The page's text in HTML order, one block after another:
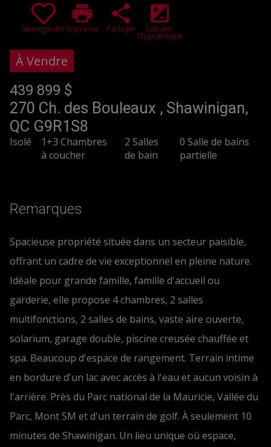
Sauvegarder
print
Imprimer
share
Partager
iso
Calculer
l'hypothèque
À Vendre
439 899 $
270 Ch. des Bouleaux , Shawinigan,
QC G9R1S8
Isolé
1+3 Chambres
à coucher
2 Salles
de bain
0 Salle de bains
partielle
Remarques
Spacieuse propriété située dans un secteur paisible,
offrant un cadre de vie exceptionnel en pleine nature.
Idéale pour grande famille, famille d'accueil ou
garderie, elle propose 4 chambres, 2 salles
multifonctions, 2 salles de bains, vaste aire ouverte,
solarium, garage double, piscine creusée chauffée et
spa. Beaucoup d'espace de rangement. Terrain intime
en bordure d'un lac avec accès à l'eau et aucun voisin à
l'arrière. Près du Parc national de la Mauricie, Vallée du
Parc, Mont SM et d'un terrain de golf. À seulement 10
minutes de Shawinigan. Un lieu unique où espace,